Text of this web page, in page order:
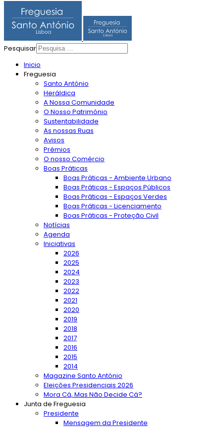
Pesquisar
Inicio
Freguesia
Santo António
Heráldica
A Nossa Comunidade
O Nosso Património
Sustentabilidade
As nossas Ruas
Avisos
Prémios
O nosso Comércio
Boas Práticas
Boas Práticas - Ambiente Urbano
Boas Práticas - Espaços Públicos
Boas Práticas - Espaços Verdes
Boas Práticas - Licenciamento
Boas Práticas - Proteção Civil
Notícias
Agenda
Iniciativas
2026
2025
2024
2023
2022
2021
2020
2019
2018
2017
2016
2015
2014
Magazine Santo António
Eleições Presidenciais 2026
Mora Cá, Mas Não Decide Cá?
Junta de Freguesia
Presidente
Mensagem da Presidente